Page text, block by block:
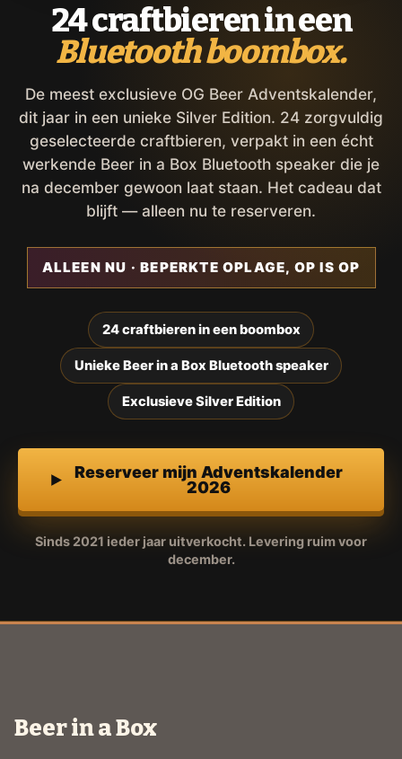
24 craftbieren in een
Bluetooth boombox.
De meest exclusieve OG Beer Adventskalender,
dit jaar in een unieke Silver Edition. 24 zorgvuldig
geselecteerde craftbieren, verpakt in een écht
werkende Beer in a Box Bluetooth speaker die je
na december gewoon laat staan. Het cadeau dat
blijft — alleen nu te reserveren.
ALLEEN NU · BEPERKTE OPLAGE, OP IS OP
24 craftbieren in een boombox
Unieke Beer in a Box Bluetooth speaker
Exclusieve Silver Edition
Reserveer mijn Adventskalender
2026
Sinds 2021 ieder jaar uitverkocht. Levering ruim voor
december.
Beer in a Box